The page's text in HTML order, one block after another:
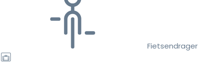
Fietsendrager